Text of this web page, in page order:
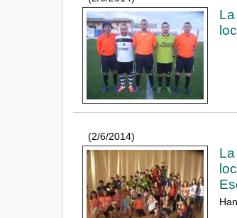
(2/6/2014)